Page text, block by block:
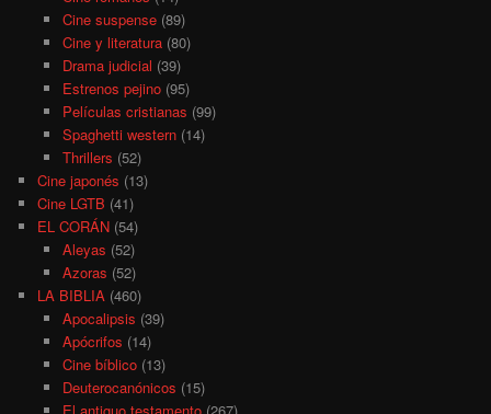
Cine suspense(89)
Cine y literatura(80)
Drama judicial (39)
Estrenos pejino(95)
Películas cristianas (99)
Spaghetti western(14)
Thrillers (52)
Cine japonés (13)
Cine LGTB (41)
EL CORÁN (54)
Aleyas (52)
Azoras (52)
LA BIBLIA (460)
Apocalipsis (39)
Apócrifos (14)
Cine bíblico(13)
Deuterocanónicos (15)